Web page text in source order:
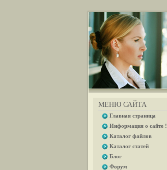
МЕНЮ САЙТА
Главная страница
Информация о сайте !
Каталог файлов
Каталог статей
Блог
Форум